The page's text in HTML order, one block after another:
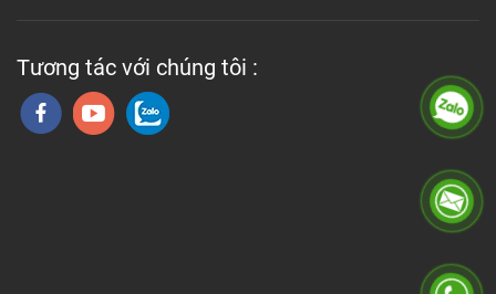
Tương tác với chúng tôi :